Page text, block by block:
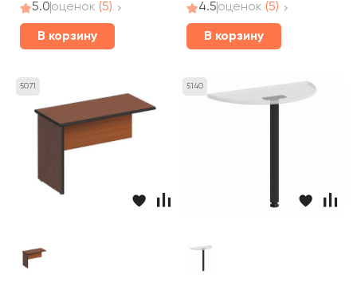
5.0оценок (5)
В корзину
4.5оценок (5)
В корзину
5071 5140